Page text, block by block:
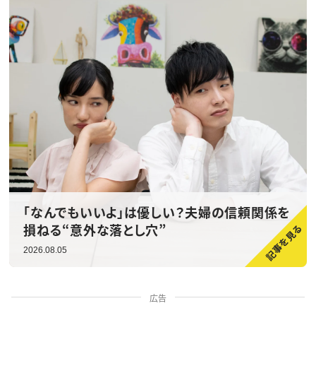
「なんでもいいよ」は優しい？夫婦の信頼関係を
損ねる“意外な落とし穴”
2026.08.05
広告